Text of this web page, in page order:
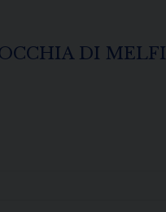
DI MELFI